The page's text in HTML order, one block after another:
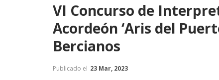
VI Concurso de
Acordeón ‘Aris del
Bercianos
Publicado el 23 Mar, 2023